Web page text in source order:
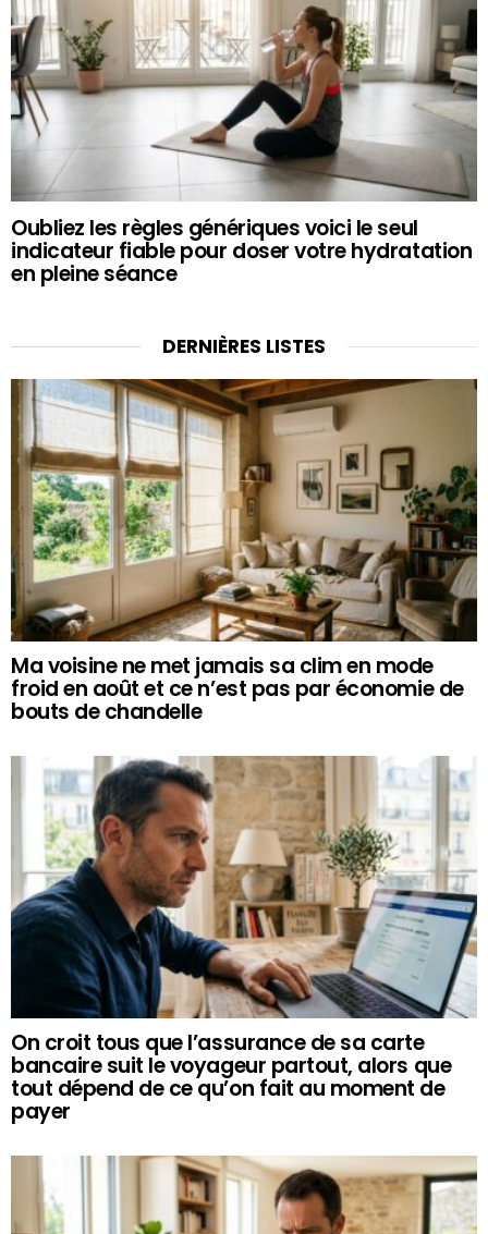
Oubliez les règles génériques voici le seul
indicateur fiable pour doser votre hydratation
en pleine séance
DERNIÈRES LISTES
Ma voisine ne met jamais sa clim en mode
froid en août et ce n’est pas par économie de
bouts de chandelle
On croit tous que l’assurance de sa carte
bancaire suit le voyageur partout, alors que
tout dépend de ce qu’on fait au moment de
payer